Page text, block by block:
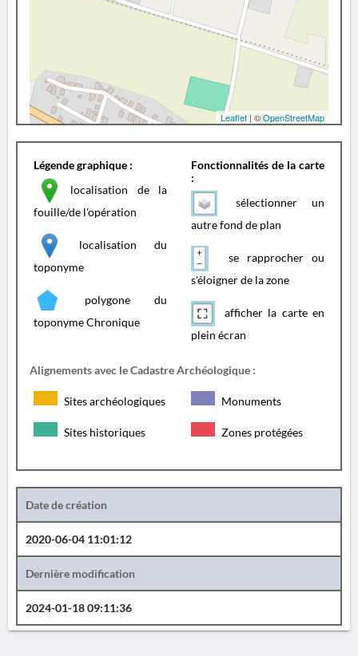
Leaflet | ©OpenStreetMap
Légende graphique :
localisation de la
fouille/de l'opération
localisation du
toponyme
polygone du
toponyme Chronique
Fonctionnalités de la carte
:
sélectionner un
autre fond de plan
se rapprocher ou
s'éloigner de la zone
afficher la carte en
plein écran
Alignements avec le Cadastre Archéologique :
Sites archéologiques Monuments
Sites historiques Zones protégées
Date de création
2020-06-04 11:01:12
Dernière modification
2024-01-18 09:11:36